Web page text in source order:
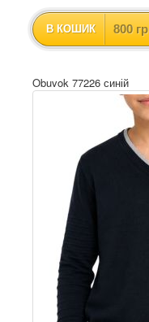
В КОШИК 800
Obuvok 77226 синій